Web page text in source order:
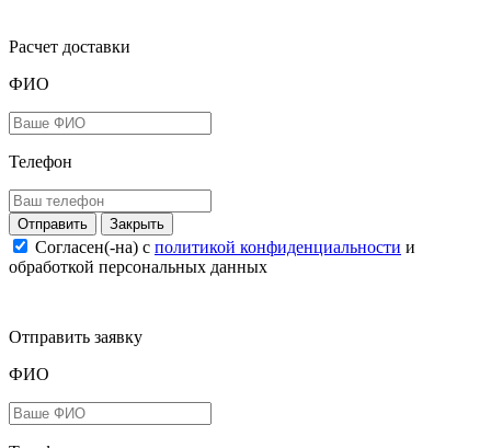
Расчет доставки
ФИО
Телефон
Закрыть
Согласен(-на) c политикой конфиденциальности и
обработкой персональных данных
Отправить заявку
ФИО